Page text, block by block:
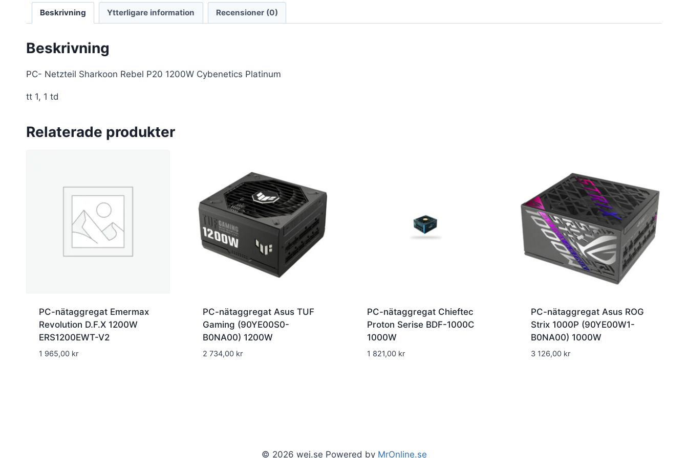
Beskrivning Ytterligare information Recensioner (0)
Beskrivning
PC- Netzteil Sharkoon Rebel P20 1200W Cybenetics Platinum
tt 1, 1 td
Relaterade produkter
PC-nätaggregat Emermax
Revolution D.F.X 1200W
ERS1200EWT-V2
1 965,00 kr
PC-nätaggregat Asus TUF
Gaming (90YE00S0-
B0NA00) 1200W
2 734,00 kr
PC-nätaggregat Chieftec
Proton Serise BDF-1000C
1000W
1 821,00 kr
PC-nätaggregat Asus ROG
Strix 1000P (90YE00W1-
B0NA00) 1000W
3 126,00 kr
© 2026 wej.se Powered by MrOnline.se